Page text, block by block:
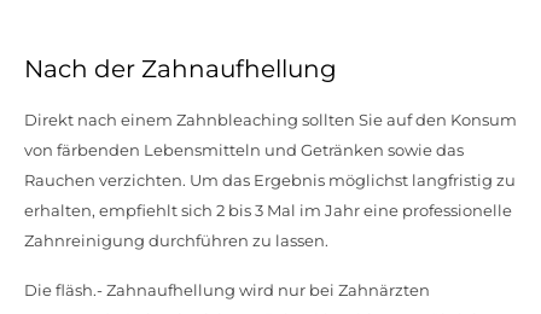
Nach der Zahnaufhellung
Direkt nach einem Zahnbleaching sollten Sie auf den Konsum
von färbenden Lebensmitteln und Getränken sowie das
Rauchen verzichten. Um das Ergebnis möglichst langfristig zu
erhalten, empfiehlt sich 2 bis 3 Mal im Jahr eine professionelle
Zahnreinigung durchführen zu lassen.
Die fläsh.- Zahnaufhellung wird nur bei Zahnärzten